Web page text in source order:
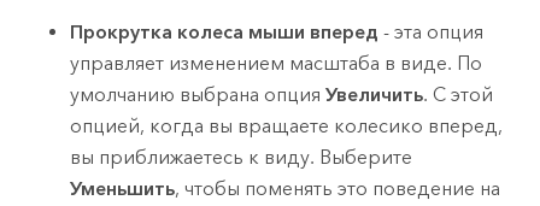
Прокрутка колеса мыши вперед - эта опция
управляет изменением масштаба в виде. По
умолчанию выбрана опцияУвеличить. С этой
опцией, когда вы вращаете колесико вперед,
вы приближаетесь к виду. Выберите
Уменьшить, чтобы поменять это поведение на